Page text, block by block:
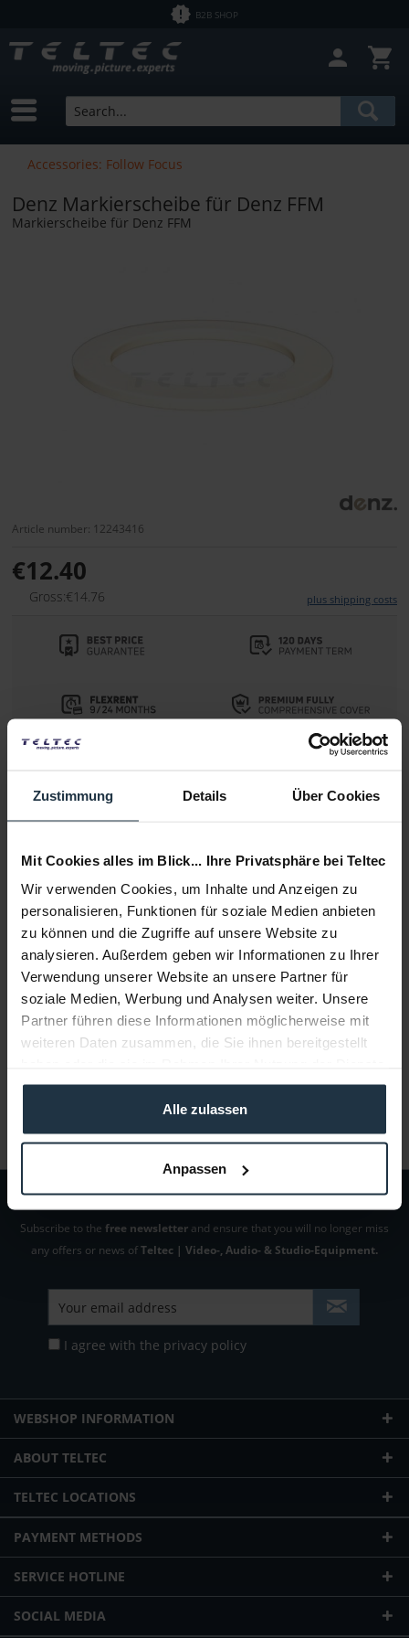
Zustimmung Details Über Cookies
Mit Cookies alles im Blick... Ihre Privatsphäre bei Teltec
Wir verwenden Cookies, um Inhalte und Anzeigen zu
personalisieren, Funktionen für soziale Medien anbieten
zu können und die Zugriffe auf unsere Website zu
analysieren. Außerdem geben wir Informationen zu Ihrer
Verwendung unserer Website an unsere Partner für
soziale Medien, Werbung und Analysen weiter. Unsere
Partner führen diese Informationen möglicherweise mit
weiteren Daten zusammen, die Sie ihnen bereitgestellt
gesammelt haben.
Alle zulassen
Anpassen
B2B SHOP
Accessories: Follow Focus
Denz Markierscheibe für Denz FFM
Markierscheibe für Denz FFM
Article number: 12243416
€12.40
Gross:€14.76 plus shipping costs
Add to wishlist
Description
Markierscheibe für Denz FFMmore
Consultation
Media
Subscribe to the free newsletter and ensure that you will no longer miss
any offers or news ofTeltec | Video-, Audio- & Studio-Equipment.
I agree with the privacy policy
WEBSHOP INFORMATION
ABOUT TELTEC
TELTEC LOCATIONS
PAYMENT METHODS
SERVICE HOTLINE
SOCIAL MEDIA